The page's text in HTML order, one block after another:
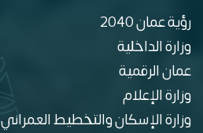
رؤية عمان 2040
وزارة الداخلية
عمان الرقمية
وزارة الإعلام
وزارة الإسكان والتخطيط العمراني